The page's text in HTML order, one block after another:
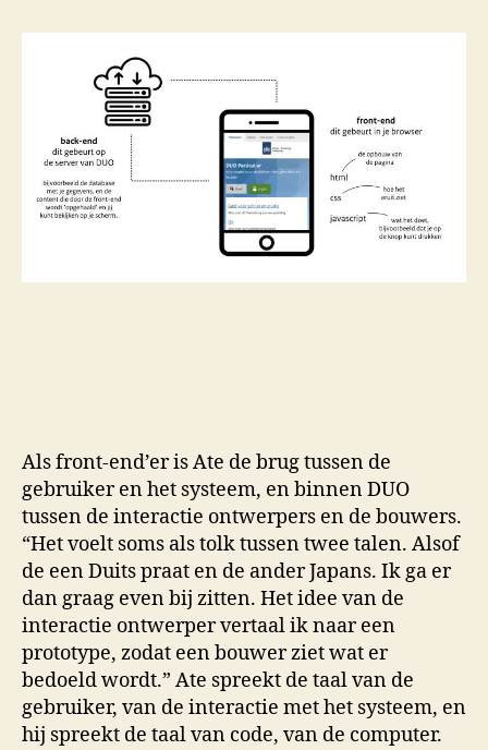
Als front-end’er is Ate de brug tussen de
gebruiker en het systeem, en binnen DUO
tussen de interactie ontwerpers en de bouwers.
“Het voelt soms als tolk tussen twee talen. Alsof
de een Duits praat en de ander Japans. Ik ga er
dan graag even bij zitten. Het idee van de
interactie ontwerper vertaal ik naar een
prototype, zodat een bouwer ziet wat er
bedoeld wordt.” Ate spreekt de taal van de
gebruiker, van de interactie met het systeem, en
hij spreekt de taal van code, van de computer.